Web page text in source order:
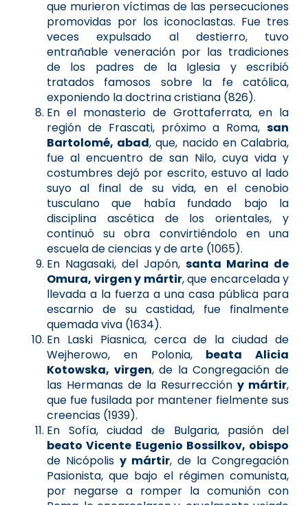
que murieron víctimas de las persecuciones
promovidas por los iconoclastas. Fue tres
veces expulsado al destierro, tuvo
entrañable veneración por las tradiciones
de los padres de la Iglesia y escribió
tratados famosos sobre la fe católica,
exponiendo la doctrina cristiana (826).
En el monasterio de Grottaferrata, en la
región de Frascati, próximo a Roma, san
Bartolomé, abad, que, nacido en Calabria,
fue al encuentro de san Nilo, cuya vida y
costumbres dejó por escrito, estuvo al lado
suyo al final de su vida, en el cenobio
tusculano que había fundado bajo la
disciplina ascética de los orientales, y
continuó su obra convirtiéndolo en una
escuela de ciencias y de arte (1065).
En Nagasaki, del Japón, santa Marina de
Omura, virgen y mártir, que encarcelada y
llevada a la fuerza a una casa pública para
escarnio de su castidad, fue finalmente
quemada viva (1634).
En Laski Piasnica, cerca de la ciudad de
Wejherowo, en Polonia, beata Alicia
Kotowska, virgen, de la Congregación de
las Hermanas de la Resurrección y mártir,
que fue fusilada por mantener fielmente sus
creencias (1939).
En Sofía, ciudad de Bulgaria, pasión del
beato Vicente Eugenio Bossilkov, obispo
de Nicópolis y mártir, de la Congregación
Pasionista, que bajo el régimen comunista,
por negarse a romper la comunión con